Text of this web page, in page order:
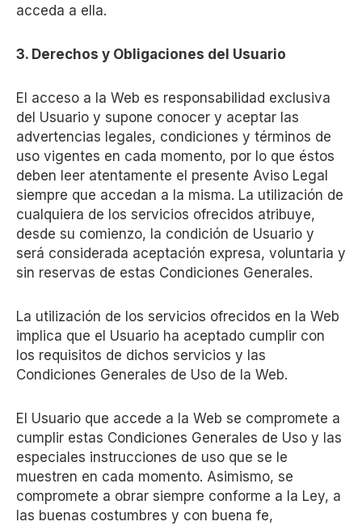
acceda a ella.
3. Derechos y Obligaciones del Usuario
El acceso a la Web es responsabilidad exclusiva
del Usuario y supone conocer y aceptar las
advertencias legales, condiciones y términos de
uso vigentes en cada momento, por lo que éstos
deben leer atentamente el presente Aviso Legal
siempre que accedan a la misma. La utilización de
cualquiera de los servicios ofrecidos atribuye,
desde su comienzo, la condición de Usuario y
será considerada aceptación expresa, voluntaria y
sin reservas de estas Condiciones Generales.
La utilización de los servicios ofrecidos en la Web
implica que el Usuario ha aceptado cumplir con
los requisitos de dichos servicios y las
Condiciones Generales de Uso de la Web.
El Usuario que accede a la Web se compromete a
cumplir estas Condiciones Generales de Uso y las
especiales instrucciones de uso que se le
muestren en cada momento. Asimismo, se
compromete a obrar siempre conforme a la Ley, a
las buenas costumbres y con buena fe,